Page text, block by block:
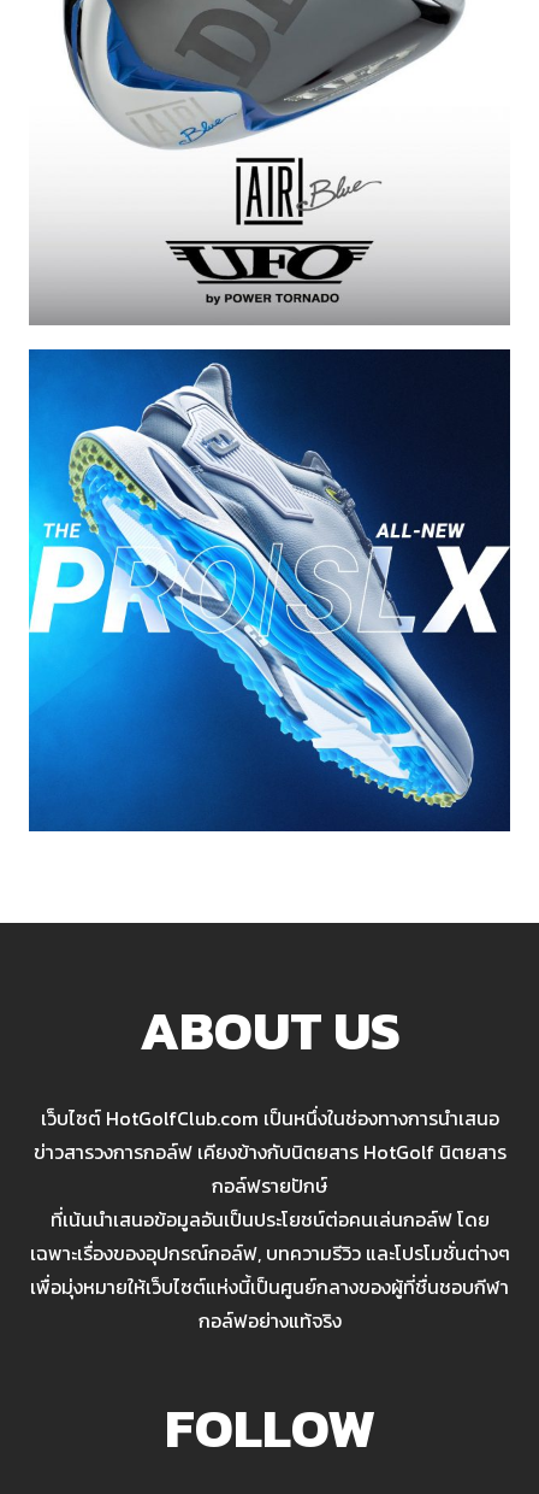
ABOUT US
เว็บไซต์ HotGolfClub.com เป็นหนึ่งในช่องทางการนำเสนอ
ข่าวสารวงการกอล์ฟ เคียงข้างกับนิตยสาร HotGolf นิตยสาร
กอล์ฟรายปักษ์
ที่เน้นนำเสนอข้อมูลอันเป็นประโยชน์ต่อคนเล่นกอล์ฟ โดย
เฉพาะเรื่องของอุปกรณ์กอล์ฟ, บทความรีวิว และโปรโมชั่นต่างๆ
เพื่อมุ่งหมายให้เว็บไซต์แห่งนี้เป็นศูนย์กลางของผู้ที่ชื่นชอบกีฬา
กอล์ฟอย่างแท้จริง
FOLLOW